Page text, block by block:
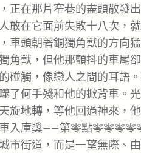
正在那片窄巷的盡頭散發
敢在它面前失敗十八次，
車頭朝著銅獨角獸的方向
角獸，但他那顫抖的車尾
碰觸，像戀人之間的耳語
了何手殘和他的掀背車。
旋地轉，等他回過神來，
入庫獎——第零點零零零零
市街道，而是一望無際、